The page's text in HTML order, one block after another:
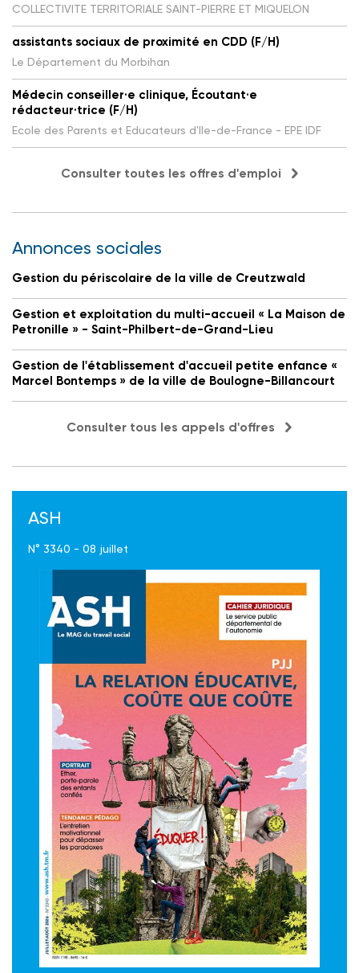
COLLECTIVITE TERRITORIALE SAINT-PIERRE ET MIQUELON
assistants sociaux de proximité en CDD (F/H)
Le Département du Morbihan
Médecin conseiller·e clinique, Écoutant·e
rédacteur·trice (F/H)
Ecole des Parents et Educateurs d'Ile-de-France - EPE IDF
Consulter toutes les offres d'emploi
Annonces sociales
Gestion du périscolaire de la ville de Creutzwald
Gestion et exploitation du multi-accueil « La Maison de
Petronille » - Saint-Philbert-de-Grand-Lieu
Gestion de l'établissement d'accueil petite enfance «
Marcel Bontemps » de la ville de Boulogne-Billancourt
Consulter tous les appels d'offres
ASH
N° 3340 - 08 juillet